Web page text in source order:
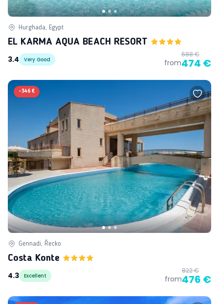
Hurghada, Egypt
EL KARMA AQUA BEACH RESORT
3.4
Very Good from
688 €
474 €
-346 €
Gennadi, Řecko
Costa Konte
4.3
Excellent from
822 €
476 €